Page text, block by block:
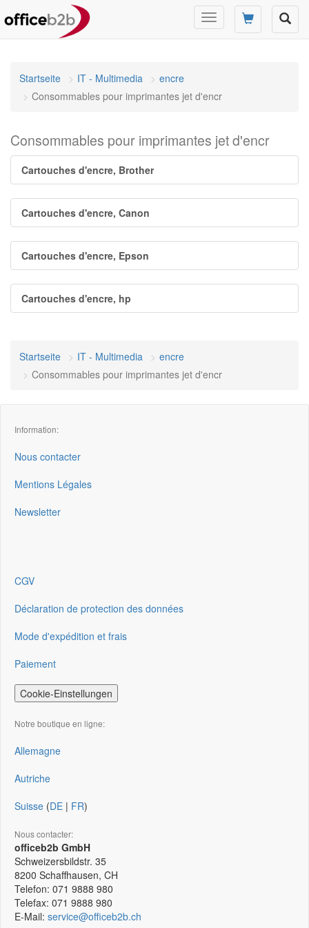
Changer
mode
Startseite
IT - Multimedia
encre
Consommables pour imprimantes jet d'encr
Consommables pour imprimantes jet d'encr
Cartouches d'encre, Brother
Cartouches d'encre, Canon
Cartouches d'encre, Epson
Cartouches d'encre, hp
Startseite IT - Multimedia
encre
Consommables pour imprimantes jet d'encr
Information:
Nous contacter
Mentions Légales
Newsletter
CGV
Déclaration de protection des données
Mode d'expédition et frais
Paiement
Cookie-Einstellungen
Notre boutique en ligne:
Allemagne
Autriche
Suisse (DE | FR)
Nous contacter:
officeb2b GmbH
Schweizersbildstr. 35
8200 Schaffhausen, CH
Telefon: 071 9888 980
Telefax: 071 9888 980
E-Mail: service@officeb2b.ch